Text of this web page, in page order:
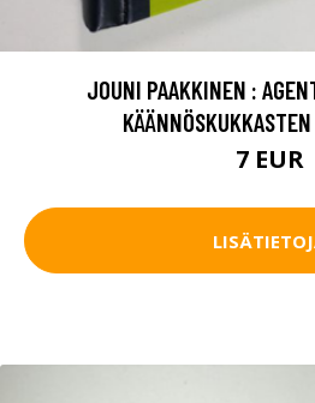
JOUNI PAAKKINEN :
7 EUR